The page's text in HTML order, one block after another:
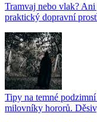
Tramvaj nebo vlak?
praktický dopravní
Tipy na temné
milovníky hororů.